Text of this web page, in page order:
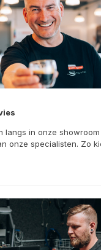
langs in onze
onze specialisten. Zo